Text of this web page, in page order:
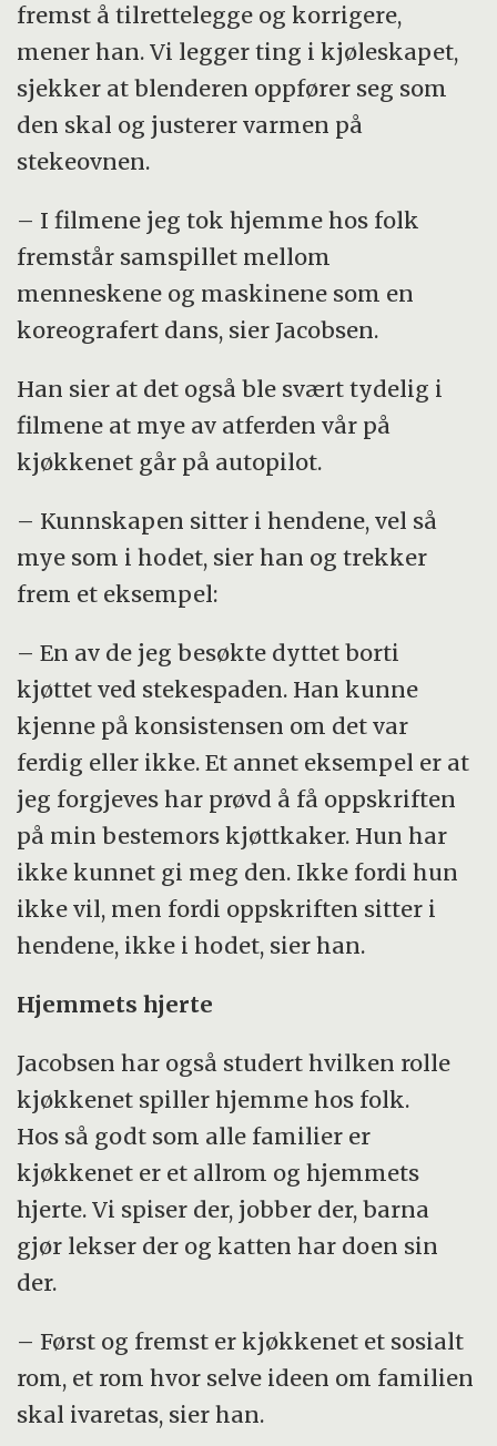
fremst å tilrettelegge og korrigere,
mener han. Vi legger ting i kjøleskapet,
sjekker at blenderen oppfører seg som
den skal og justerer varmen på
stekeovnen.
– I filmene jeg tok hjemme hos folk
fremstår samspillet mellom
menneskene og maskinene som en
koreografert dans, sier Jacobsen.
Han sier at det også ble svært tydelig i
filmene at mye av atferden vår på
kjøkkenet går på autopilot.
– Kunnskapen sitter i hendene, vel så
mye som i hodet, sier han og trekker
frem et eksempel:
– En av de jeg besøkte dyttet borti
kjøttet ved stekespaden. Han kunne
kjenne på konsistensen om det var
ferdig eller ikke. Et annet eksempel er at
jeg forgjeves har prøvd å få oppskriften
på min bestemors kjøttkaker. Hun har
ikke kunnet gi meg den. Ikke fordi hun
ikke vil, men fordi oppskriften sitter i
hendene, ikke i hodet, sier han.
Hjemmets hjerte
Jacobsen har også studert hvilken rolle
kjøkkenet spiller hjemme hos folk.
Hos så godt som alle familier er
kjøkkenet er et allrom og hjemmets
hjerte. Vi spiser der, jobber der, barna
gjør lekser der og katten har doen sin
der.
– Først og fremst er kjøkkenet et sosialt
rom, et rom hvor selve ideen om familien
skal ivaretas, sier han.